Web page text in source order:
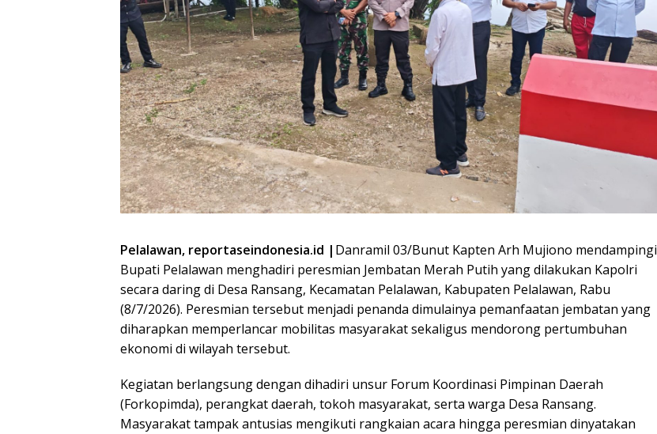
Pelalawan, reportaseindonesia.id | Danramil 03/Bunut Kapten Arh Mujiono mendampingi
Bupati Pelalawan menghadiri peresmian Jembatan Merah Putih yang dilakukan Kapolri
secara daring di Desa Ransang, Kecamatan Pelalawan, Kabupaten Pelalawan, Rabu
(8/7/2026). Peresmian tersebut menjadi penanda dimulainya pemanfaatan jembatan yang
diharapkan memperlancar mobilitas masyarakat sekaligus mendorong pertumbuhan
ekonomi di wilayah tersebut.
Kegiatan berlangsung dengan dihadiri unsur Forum Koordinasi Pimpinan Daerah
(Forkopimda), perangkat daerah, tokoh masyarakat, serta warga Desa Ransang.
Masyarakat tampak antusias mengikuti rangkaian acara hingga peresmian dinyatakan